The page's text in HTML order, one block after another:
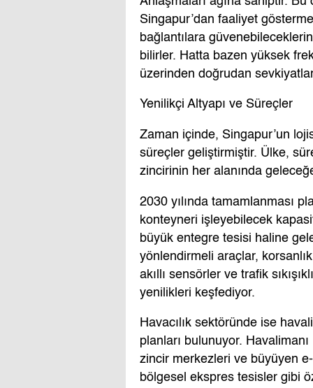
Singapur’dan faaliyet
bağlantılara
bilirler. Hatta bazen yüksek
üzerinden doğrudan
Yenilikçi Altyapı ve Süreçler
Zaman içinde, Singapur’un
süreçler geliştirmiştir. Ülke,
zincirinin her alanında
2030 yılında tamamlanması
konteyneri işleyebilecek
büyük entegre tesisi haline
yönlendirmeli araçlar,
akıllı sensörler ve trafik
yenilikleri keşfediyor.
Havacılık sektöründe ise
planları bulunuyor.
zincir merkezleri ve büyüyen
bölgesel ekspres tesisler gibi